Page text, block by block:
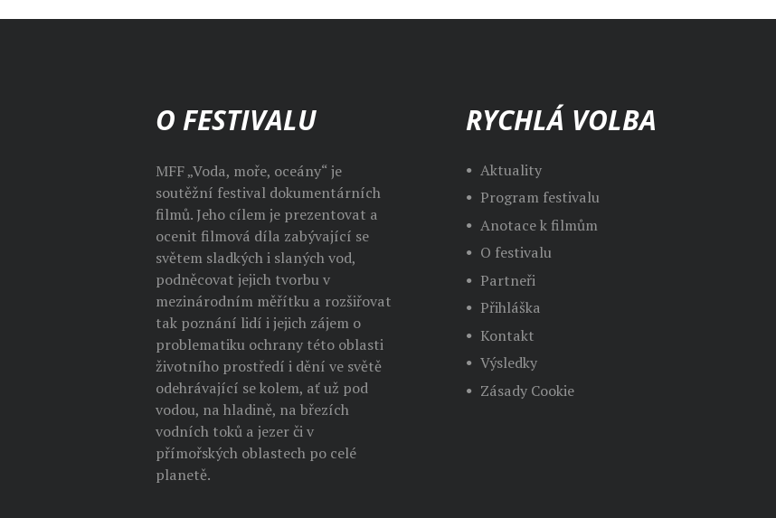
O FESTIVALU
MFF „Voda, moře, oceány“ je
soutěžní festival dokumentárních
filmů. Jeho cílem je prezentovat a
ocenit filmová díla zabývající se
světem sladkých i slaných vod,
podněcovat jejich tvorbu v
mezinárodním měřítku a rozšiřovat
tak poznání lidí i jejich zájem o
problematiku ochrany této oblasti
životního prostředí i dění ve světě
odehrávající se kolem, ať už pod
vodou, na hladině, na březích
vodních toků a jezer či v
přímořských oblastech po celé
planetě.
RYCHLÁ VOLBA
Aktuality
Program festivalu
Anotace k filmům
O festivalu
Partneři
Přihláška
Kontakt
Výsledky
Zásady Cookie